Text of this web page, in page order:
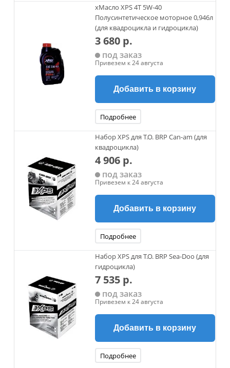
xМасло XPS 4Т 5W-40
Полусинтетическое моторное 0,946л
(для квадроцикла и гидроцикла)
3 680 р.
под заказ
Привезем к 24 августа
Добавить в корзину
Подробнее
Набор XPS для Т.О. BRP Can-am (для
квадроцикла)
4 906 р.
под заказ
Привезем к 24 августа
Добавить в корзину
Подробнее
Набор XPS для Т.О. BRP Sea-Doo (для
гидроцикла)
7 535 р.
под заказ
Привезем к 24 августа
Добавить в корзину
Подробнее